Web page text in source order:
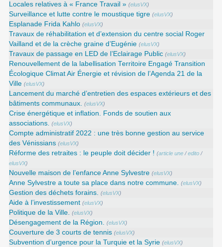
Locales relatives à « France Travail » (elusVX)
Surveillance et lutte contre le moustique tigre (elusVX)
Esplanade Frida Kahlo (elusVX)
Travaux de réhabilitation et d’extension du centre social Roger
Vailland et de la crèche graine d’Eugénie (elusVX)
Travaux de passage en LED de l’Eclairage Public (elusVX)
Renouvellement de la labellisation Territoire Engagé Transition
Écologique Climat Air Énergie et révision de l’Agenda 21 de la
Ville (elusVX)
Lancement du marché d’entretien des espaces extérieurs et des
bâtiments communaux. (elusVX)
Crise énergétique et inflation. Fonds de soutien aux
associations. (elusVX)
Compte administratif 2022 : une très bonne gestion au service
des Vénissians (elusVX)
Réforme des retraites : le peuple doit décider ! (article une/edito/
elusVX)
Nouvelle maison de l’enfance Anne Sylvestre (elusVX)
Anne Sylvestre a toute sa place dans notre commune. (elusVX)
Gestion des déchets forains. (elusVX)
Aide à l’investissement (elusVX)
Politique de la Ville. (elusVX)
Désengagement de la Région. (elusVX)
Couverture de 3 courts de tennis (elusVX)
Subvention d’urgence pour la Turquie et la Syrie (elusVX)